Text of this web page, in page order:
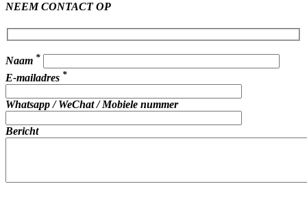
NEEM CONTACT OP
Naam *
E-mailadres *
Whatsapp / WeChat / Mobiele nummer
Bericht